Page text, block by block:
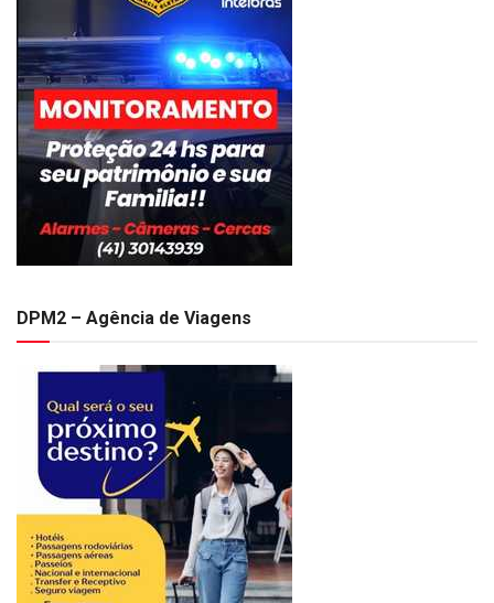
DPM2 – Agência de Viagens